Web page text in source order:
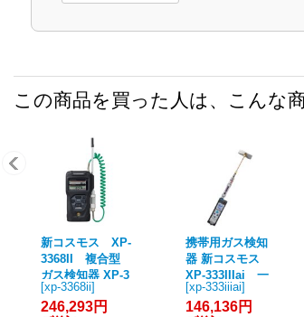
この商品を買った人は、こんな
新コスモス XP-
3368II 複合型
ガス検知器 XP-3
368IIシリーズ コ
スモテクター 高
[xp-3368ii]
246,293円
携帯用ガス検知
器 新コスモス
XP-333IIIai 一
酸化炭素測定器
（COメータ）
[xp-333iiiai]
146,136円